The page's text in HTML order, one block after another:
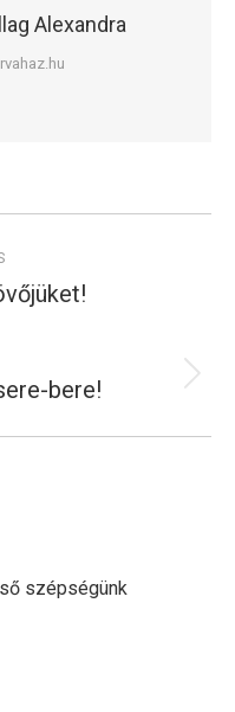
Alexandra
bere!
szépségünk